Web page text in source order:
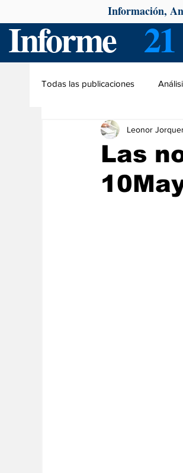
Informe 21
Información,
Todas las publicaciones
Las
Leonor